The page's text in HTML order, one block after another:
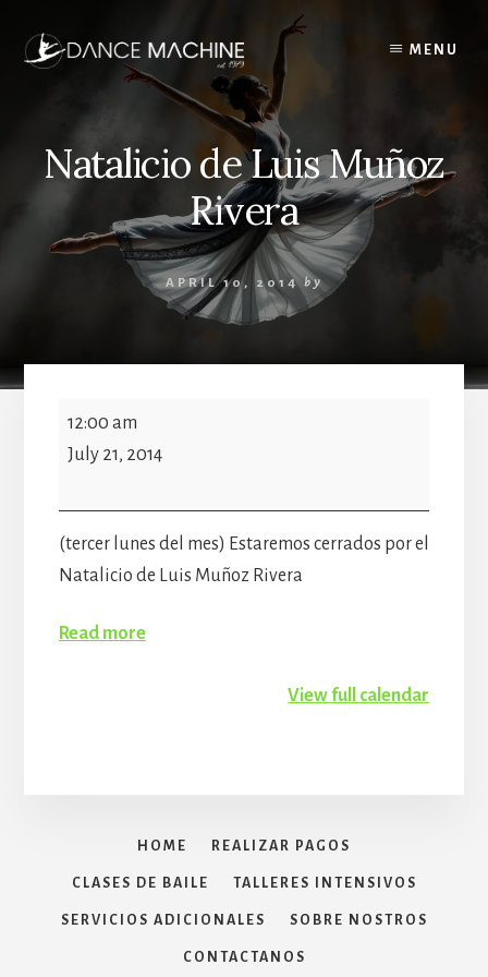
content
MENU
Natalicio de Luis Muñoz
Rivera
APRIL 10, 2014 by
Natalicio
de
Muñoz
Rivera
12:00 am
July 21, 2014
(tercer lunes del mes) Estaremos cerrados por el
Natalicio de Luis Muñoz Rivera
Read more
View full calendar
HOME REALIZAR PAGOS
CLASES DE BAILE TALLERES INTENSIVOS
SERVICIOS ADICIONALES SOBRE NOSTROS
CONTACTANOS